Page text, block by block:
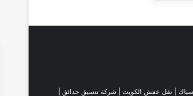
سباك نقل عفش الكويت شركة تنسيق حدائق